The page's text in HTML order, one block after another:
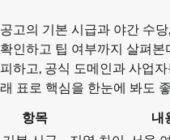
공고의 기본 시급과 야간 수
확인하고 팁 여부까지 살펴
피하고, 공식 도메인과 사업
래 표로 핵심을 한눈에 봐도
항목
내